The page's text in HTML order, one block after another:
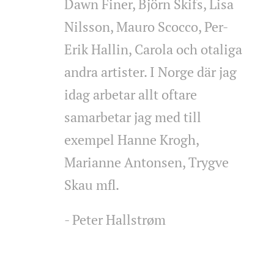
Dawn Finer, Björn Skifs, Lisa
Nilsson, Mauro Scocco, Per-
Erik Hallin, Carola och otaliga
andra artister. I Norge där jag
idag arbetar allt oftare
samarbetar jag med till
exempel Hanne Krogh,
Marianne Antonsen, Trygve
Skau mfl.
- Peter Hallstrøm